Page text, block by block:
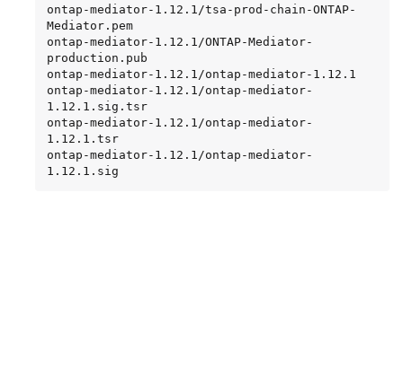
ontap-mediator-1.12.1/tsa-prod-chain-ONTAP-
Mediator.pem
ontap-mediator-1.12.1/ONTAP-Mediator-
production.pub
ontap-mediator-1.12.1/ontap-mediator-1.12.1
ontap-mediator-1.12.1/ontap-mediator-
1.12.1.sig.tsr
ontap-mediator-1.12.1/ontap-mediator-
1.12.1.tsr
ontap-mediator-1.12.1/ontap-mediator-
1.12.1.sig